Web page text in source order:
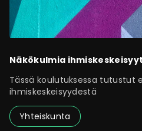
Näkökulmia
Tässä koulutuksessa tutustut
ihmiskeskeisyydestä
Yhteiskunta